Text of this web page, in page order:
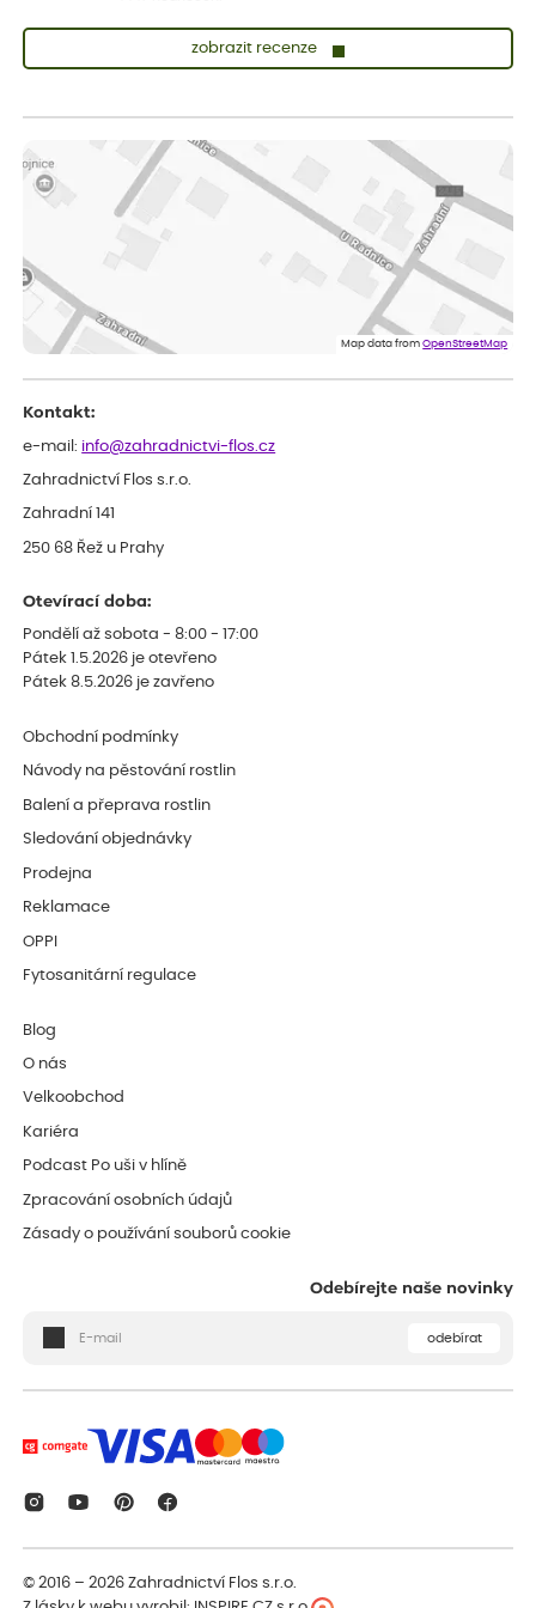
zobrazit recenze
vše v naprostém pořádku
ověřený nákup dnes
Jana
Flos je nejlepší &#129321;
Map data fromOpenStreetMap
Kontakt:
e-mail: info@zahradnictvi-flos.cz
Zahradnictví Flos s.r.o.
Zahradní 141
250 68 Řež u Prahy
Otevírací doba:
Pondělí až sobota - 8:00 - 17:00
Pátek 1.5.2026 je otevřeno
Pátek 8.5.2026 je zavřeno
Obchodní podmínky
Návody na pěstování rostlin
Balení a přeprava rostlin
Sledování objednávky
Prodejna
Reklamace
OPPI
Fytosanitární regulace
Blog
O nás
Velkoobchod
Kariéra
Podcast Po uši v hlíně
Zpracování osobních údajů
Zásady o používání souborů cookie
Odebírejte naše novinky
odebírat
© 2016 – 2026Zahradnictví Flos s.r.o.